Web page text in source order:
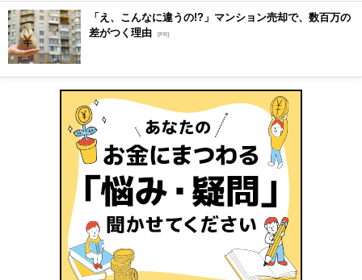
「え、こんなに違うの!?」マンション売却で、数百万の
差がつく理由 [PR]